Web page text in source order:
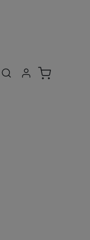
Uživatelská
Přihlásit se
Košík